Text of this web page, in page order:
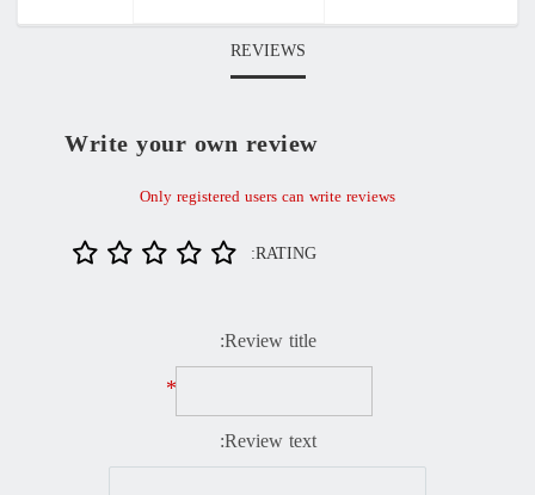
REVIEWS
Write your own review
Only registered users can write reviews
RATING:
Review title:
*
Review text: